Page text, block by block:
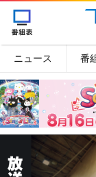
ニュース 番